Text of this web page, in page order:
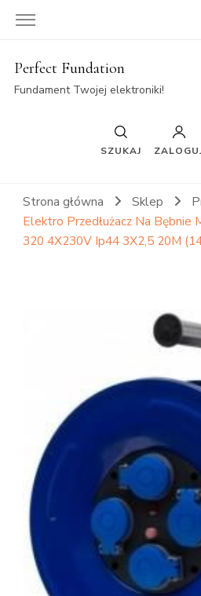
Perfect Fundation
Fundament Twojej elektroniki!
SZUKAJ
Strona główna Sklep
Elektro Przedłużacz Na Bębnie
320 4X230V Ip44 3X2,5 20M